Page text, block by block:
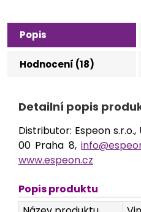
Popis
Hodnocení (18)
Detailní popis
Distributor: Espeon s.r.o.,
00 Praha 8,
www.espeon.cz
Popis produktu